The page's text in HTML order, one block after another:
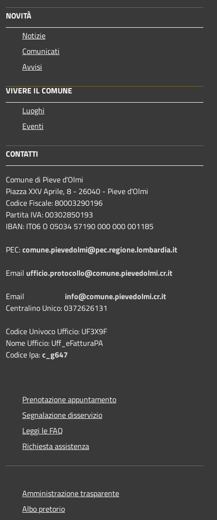
NOVITÀ
Notizie
Comunicati
Avvisi
VIVERE IL COMUNE
Luoghi
Eventi
CONTATTI
Comune di Pieve d'Olmi
Piazza XXV Aprile, 8 - 26040 - Pieve d'Olmi
Codice Fiscale: 80003290196
Partita IVA: 00302850193
IBAN: IT06 O 05034 57190 000 000 001185
PEC:comune.pievedolmi@pec.regione.lombardia.it
Email ufficio.protocollo@comune.pievedolmi.cr.it
Email info@comune.pievedolmi.cr.it
Centralino Unico: 0372626131
Codice Univoco Ufficio: UF3X9F
Nome Ufficio: Uff_eFatturaPA
Codice Ipa:c_g647
Prenotazione appuntamento
Segnalazione disservizio
Leggi le FAQ
Richiesta assistenza
Amministrazione trasparente
Albo pretorio